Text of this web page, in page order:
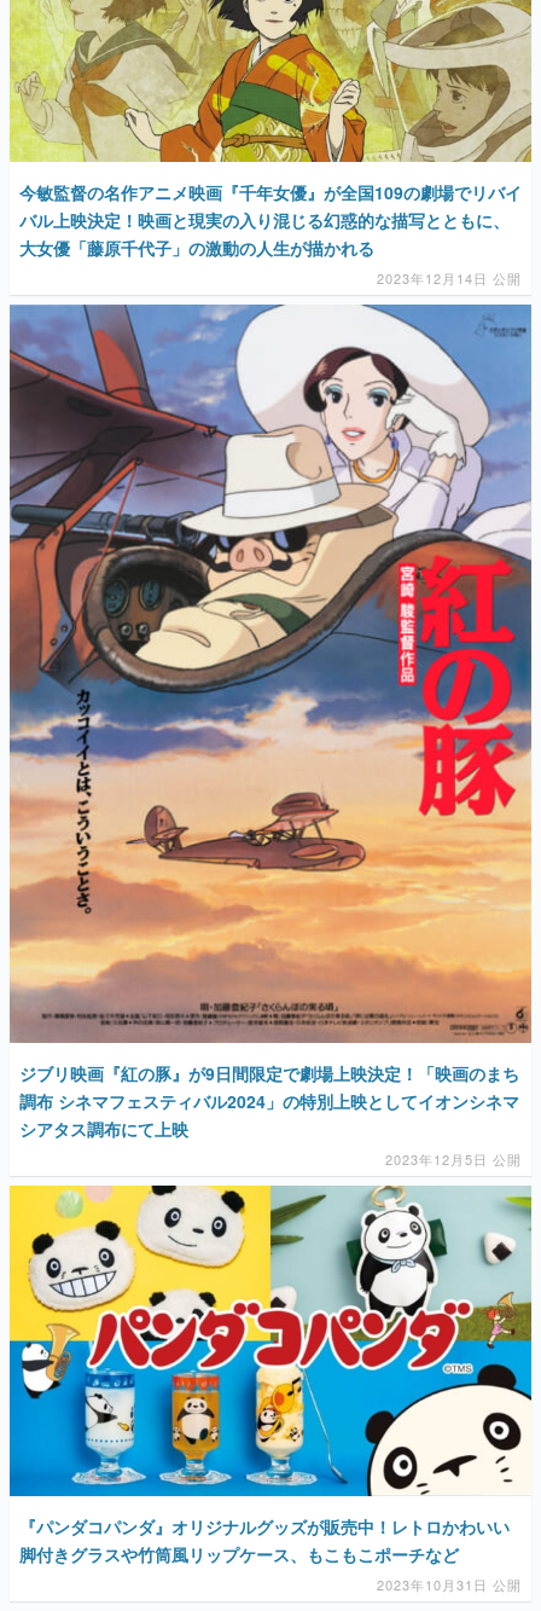
今敏監督の名作アニメ映画『千年女優』が全国109の劇場でリバイ
バル上映決定！映画と現実の入り混じる幻惑的な描写とともに、
大女優「藤原千代子」の激動の人生が描かれる
2023年12月14日 公開
ジブリ映画『紅の豚』が9日間限定で劇場上映決定！「映画のまち
調布 シネマフェスティバル2024」の特別上映としてイオンシネマ
シアタス調布にて上映
2023年12月5日 公開
『パンダコパンダ』オリジナルグッズが販売中！レトロかわいい
脚付きグラスや竹筒風リップケース、もこもこポーチなど
2023年10月31日 公開